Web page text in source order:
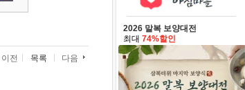
이전 목록 다음
2026 말복 보양대전
최대 74%할인